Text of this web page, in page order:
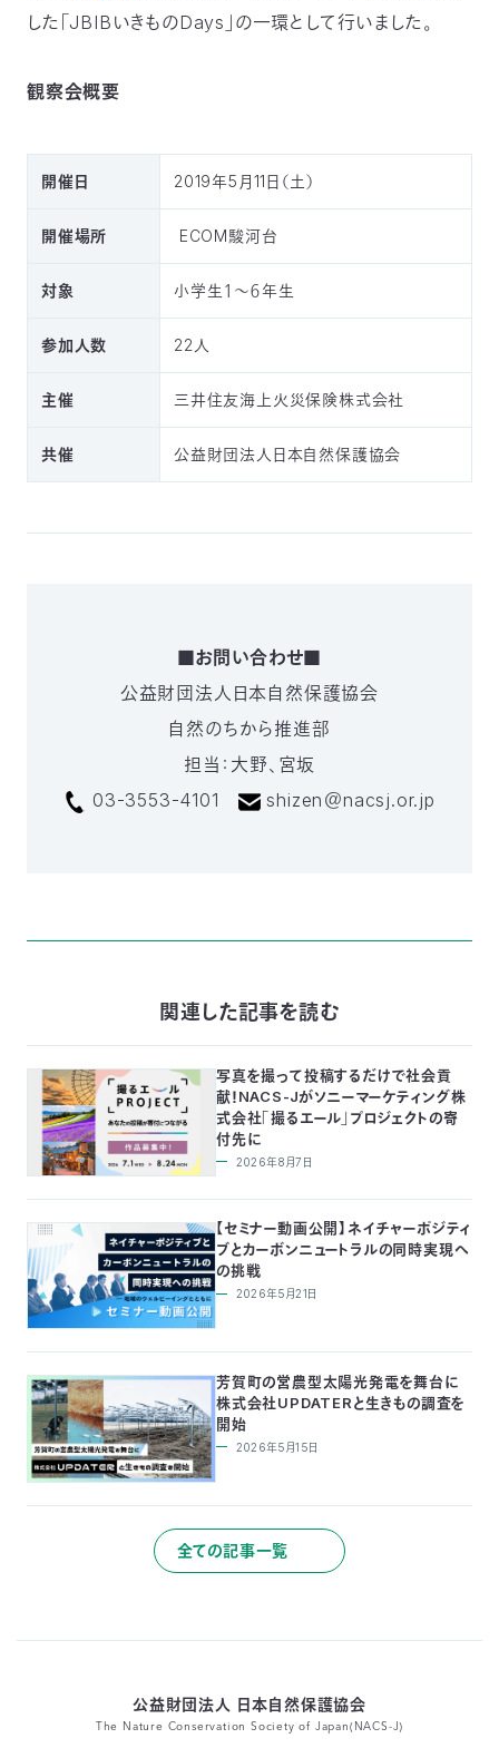
した「 JBIBいきものDays 」の一環として行いました。
観察会概要
開催日 2019年5月11日（土）
開催場所 ECOM駿河台
対象 小学生１〜６年生
参加人数 22人
主催 三井住友海上火災保険株式会社
共催 公益財団法人日本自然保護協会
■お問い合わせ■
公益財団法人日本自然保護協会
自然のちから推進部
担当：大野、宮坂
03-3553-4101
shizen＠nacsj.or.jp
関連した記事を読む
写真を撮って投稿するだけで社会貢
献！NACS-Jがソニーマーケティング株
式会社「撮るエール」プロジェクトの寄
付先に
2026年8月7日
【セミナー動画公開】ネイチャーポジティ
ブとカーボンニュートラルの同時実現へ
の挑戦
2026年5月21日
芳賀町の営農型太陽光発電を舞台に
株式会社UPDATERと生きもの調査を
開始
2026年5月15日
全ての記事一覧
公益財団法人 日本自然保護協会
The Nature Conservation Society of Japan(NACS-J)